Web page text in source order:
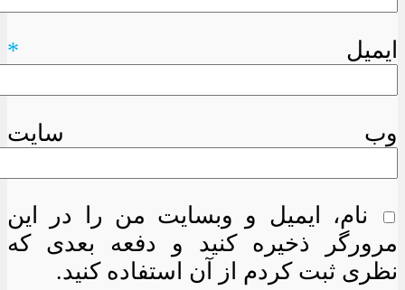
ایمیل *
وب سایت
نام، ایمیل و وبسایت من را در این
مرورگر ذخیره کنید و دفعه بعدی که
نظری ثبت کردم از آن استفاده کنید.